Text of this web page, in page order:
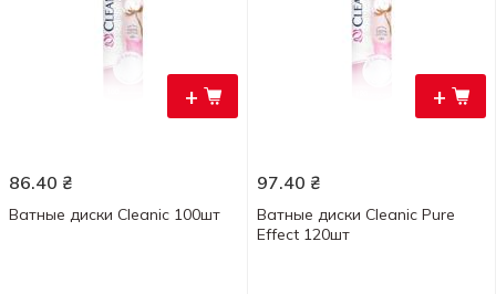
+
86.40 ₴
Ватные диски Cleanic 100шт
+
97.40 ₴
Ватные диски Cleanic Pure
Effect 120шт